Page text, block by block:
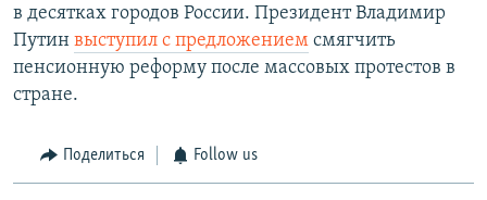
в десятках городов России. Президент Владимир
Путин выступил с предложением смягчить
пенсионную реформу после массовых протестов в
стране.
Поделиться Follow us